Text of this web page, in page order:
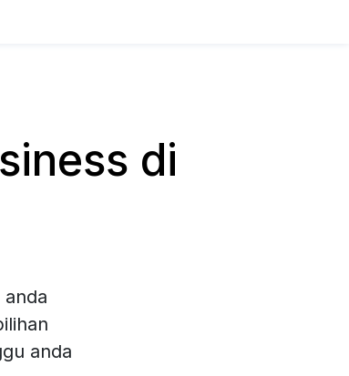
di
anda